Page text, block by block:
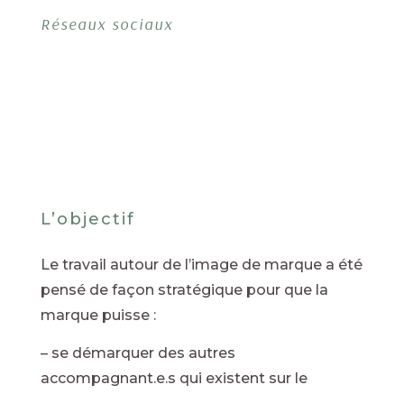
Réseaux sociaux
L’objectif
Le travail autour de l’image de marque a été
pensé de façon stratégique pour que la
marque puisse :
– se démarquer des autres
accompagnant.e.s qui existent sur le